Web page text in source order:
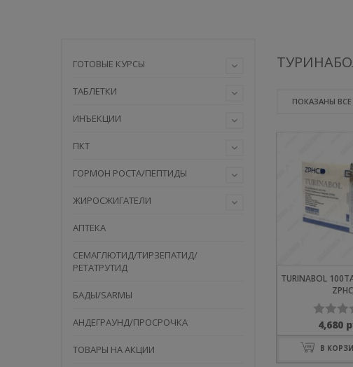
ПОКАЗАНЫ ВСЕ
TURINABOL
ZPHC
Оценка
0
4,680
В
ГОТОВЫЕ КУРСЫ
ТАБЛЕТКИ
ИНЪЕКЦИИ
ПКТ
ГОРМОН РОСТА/ПЕПТИДЫ
ЖИРОСЖИГАТЕЛИ
АПТЕКА
СЕМАГЛЮТИД/ТИРЗЕПАТИД/
РЕТАТРУТИД
БАДЫ/SARMЫ
АНДЕГРАУНД/ПРОСРОЧКА
ТОВАРЫ НА АКЦИИ